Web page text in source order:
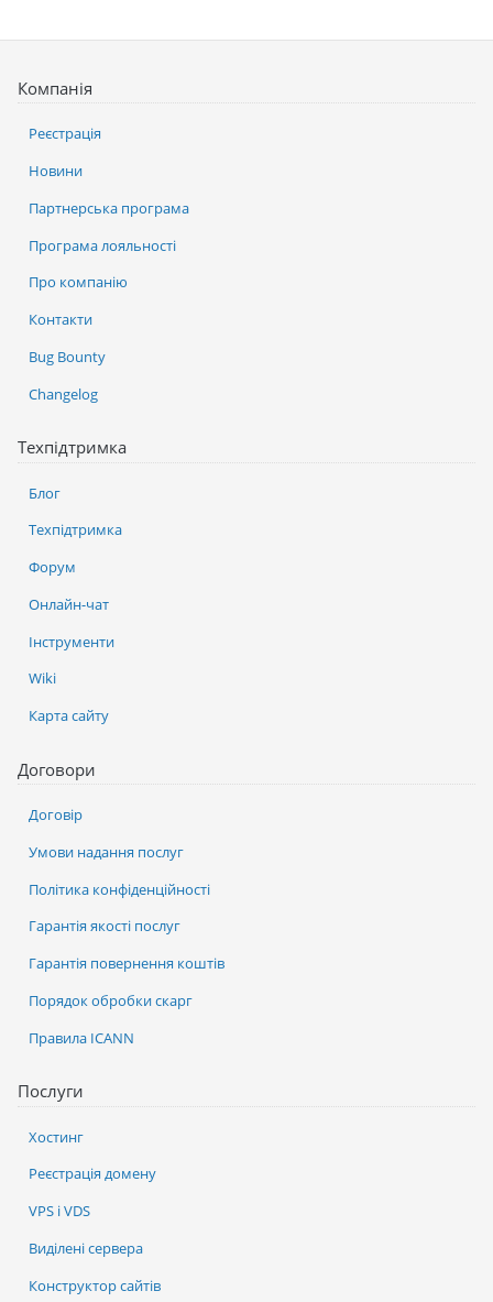
Послуги
Хостинг
Реєстрація домену
VPS і VDS
Виділені сервера
Конструктор сайтів
Компанія
Реєстрація
Новини
Партнерська програма
Програма лояльності
Про компанію
Контакти
Bug Bounty
Changelog
Техпідтримка
Блог
Техпідтримка
Форум
Онлайн-чат
Інструменти
Wiki
Карта сайту
Договори
Договір
Умови надання послуг
Політика конфіденційності
Гарантія якості послуг
Гарантія повернення коштів
Порядок обробки скарг
Правила ICANN